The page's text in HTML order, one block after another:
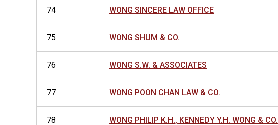
74 WONG SINCERE LAW OFFICE
75 WONG SHUM & CO.
76 WONG S.W. & ASSOCIATES
77 WONG POON CHAN LAW & CO.
78 WONG PHILIP K.H., KENNEDY Y.H. WONG & CO.